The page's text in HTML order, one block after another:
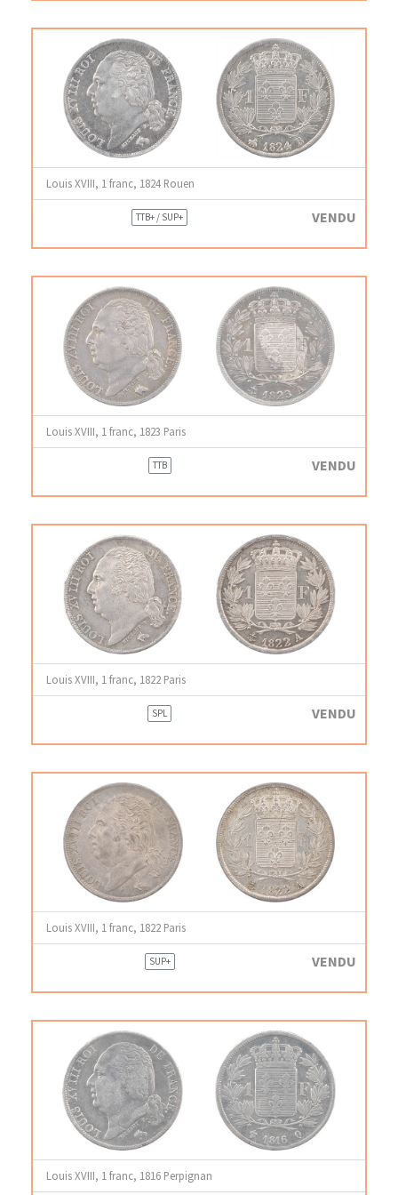
Louis XVIII, 1 franc, 1824 Rouen
TTB+ / SUP+ VENDU
Louis XVIII, 1 franc, 1823 Paris
TTB VENDU
Louis XVIII, 1 franc, 1822 Paris
SPL VENDU
Louis XVIII, 1 franc, 1822 Paris
SUP+ VENDU
Louis XVIII, 1 franc, 1816 Perpignan